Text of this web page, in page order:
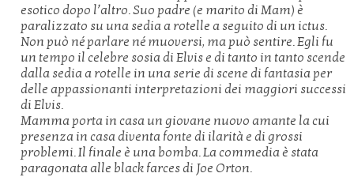
esotico dopo l’altro. Suo padre (e marito di Mam) è
paralizzato su una sedia a rotelle a seguito di un ictus.
Non può né parlare né muoversi, ma può sentire. Egli fu
un tempo il celebre sosia di Elvis e di tanto in tanto scende
dalla sedia a rotelle in una serie di scene di fantasia per
delle appassionanti interpretazioni dei maggiori successi
di Elvis.
Mamma porta in casa un giovane nuovo amante la cui
presenza in casa diventa fonte di ilarità e di grossi
problemi. Il finale è una bomba. La commedia è stata
paragonata alle black farces di Joe Orton.